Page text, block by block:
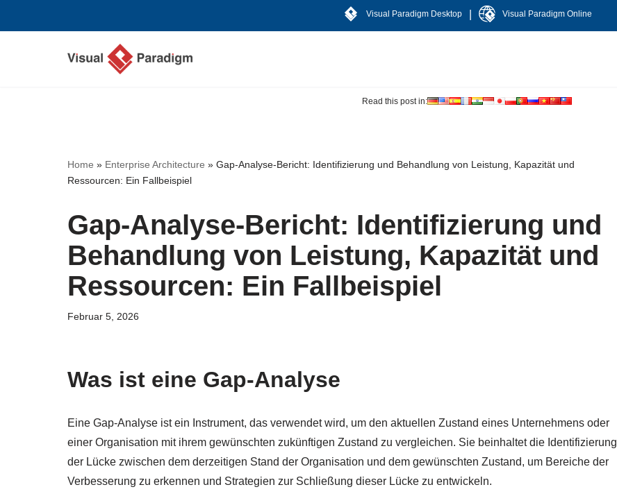
Visual Paradigm Desktop Visual Paradigm Online
Read this post in:
Home » Enterprise Architecture » Gap-Analyse-Bericht: Identifizierung und Behandlung von Leistung, Kapazität und
Ressourcen: Ein Fallbeispiel
Gap-Analyse-Bericht: Identifizierung und
Behandlung von Leistung, Kapazität und
Ressourcen: Ein Fallbeispiel
Februar 5, 2026
Was ist eine Gap-Analyse
Eine Gap-Analyse ist ein Instrument, das verwendet wird, um den aktuellen Zustand eines Unternehmens oder
einer Organisation mit ihrem gewünschten zukünftigen Zustand zu vergleichen. Sie beinhaltet die Identifizierung
der Lücke zwischen dem derzeitigen Stand der Organisation und dem gewünschten Zustand, um Bereiche der
Verbesserung zu erkennen und Strategien zur Schließung dieser Lücke zu entwickeln.